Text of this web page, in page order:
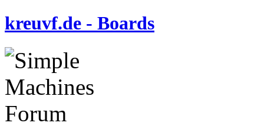
kreuvf.de - Boards